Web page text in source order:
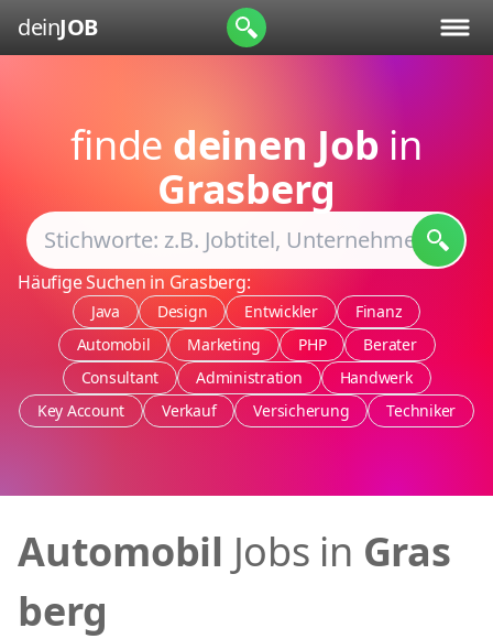
deinJOB
finde deinen Job in
Grasberg
Häufige Suchen in Grasberg:
Java Design Entwickler
Finanz
Automobil
Marketing PHP
Berater
Consultant
Administration
Handwerk
Key Account
Verkauf Versicherung Techniker
Automobil Jobs in Gras
berg